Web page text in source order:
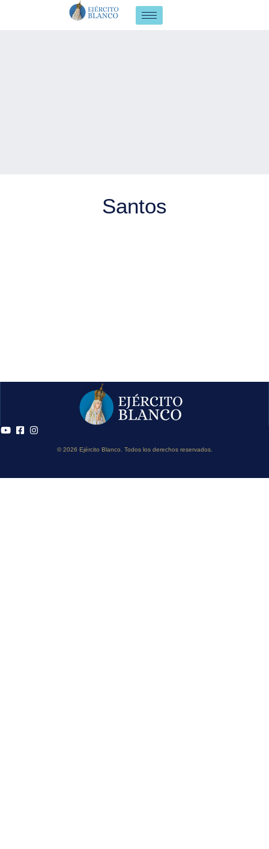
Santos
© 2026 Ejército Blanco. Todos los derechos reservados.